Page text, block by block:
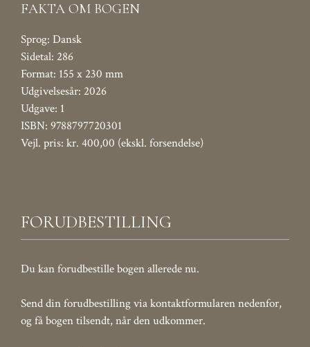
FORUDBESTILLING
Du kan forudbestille bogen allerede nu.
Send din forudbestilling via kontaktformularen nedenfor,
og få bogen tilsendt, når den udkommer.
FAKTA OM BOGEN
Sprog: Dansk
Sidetal: 286
Format: 155 x 230 mm
Udgivelsesår: 2026
Udgave: 1
ISBN: 9788797720301
Vejl. pris: kr. 400,00 (ekskl. forsendelse)